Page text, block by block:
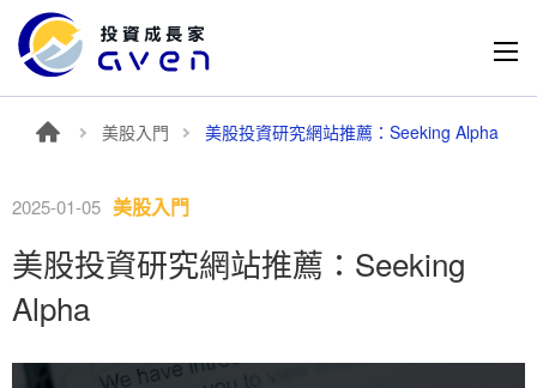
美股入門 美股投資研究網站推薦：Seeking Alpha
2025-01-05 美股入門
美股投資研究網站推薦：Seeking
Alpha